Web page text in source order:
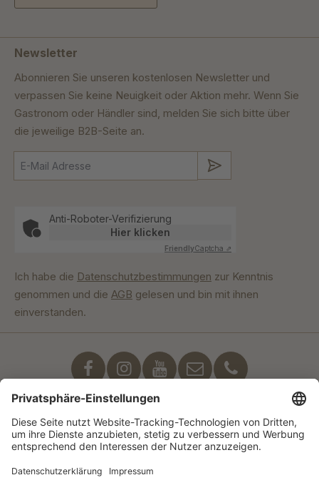
Newsletter
Abonnieren Sie unseren kostenlosen Newsletter und
verpassen Sie keine Neuigkeit oder Aktion mehr. Wenn Sie
Gastronom oder Händler sind, melden Sie sich bitte über
die jeweilige B2B-Seite an.
Anti-Roboter-Verifizierung
Hier klicken
FriendlyCaptcha ⇗
Ich habe die Datenschutzbestimmungen zur Kenntnis
genommen und die AGB gelesen und bin mit ihnen
einverstanden.
Unser Engagement